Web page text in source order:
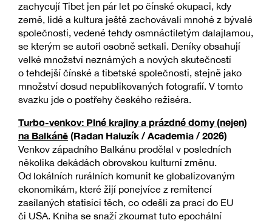
zachycují Tibet jen pár let po čínské okupaci, kdy
země, lidé a kultura ještě zachovávali mnohé z bývalé
společnosti, vedené tehdy osmnáctiletým dalajlamou,
se kterým se autoři osobně setkali. Deníky obsahují
velké množství neznámých a nových skutečností
o tehdejší čínské a tibetské společnosti, stejně jako
množství dosud nepublikovaných fotografií. V tomto
svazku jde o postřehy českého režiséra.
Turbo-venkov: Plné krajiny a prázdné domy (nejen)
na Balkáně (Radan Haluzík / Academia / 2026)
Venkov západního Balkánu prodělal v posledních
několika dekádách obrovskou kulturní změnu.
Od lokálních rurálních komunit ke globalizovaným
ekonomikám, které žijí ponejvíce z remitencí
zasílaných statisíci těch, co odešli za prací do EU
či USA. Kniha se snaží zkoumat tuto epochální